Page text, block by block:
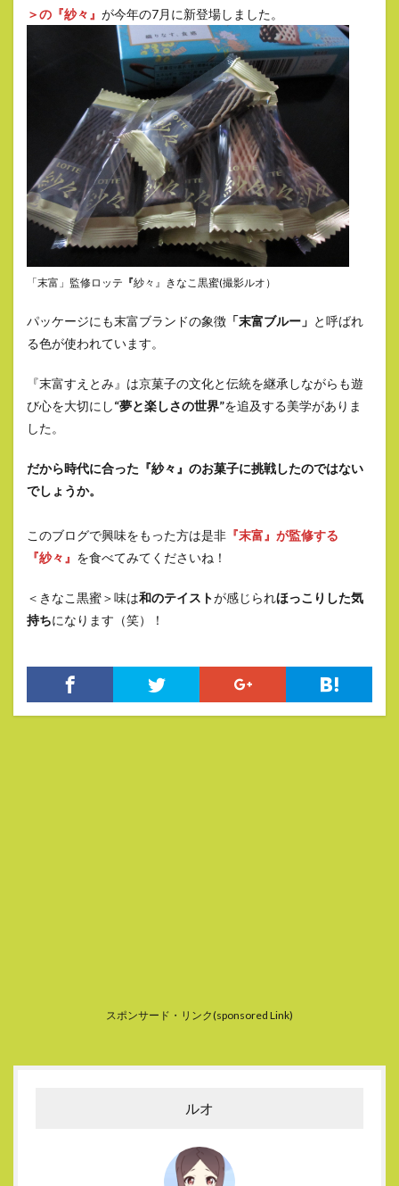
＞の『紗々』 が今年の7月に新登場しました。
「末富」監修ロッテ 『紗々』きなこ黒蜜(撮影ルオ）
パッケージにも末富ブランドの象徴 「末富ブルー」 と呼ばれ
る色が使われています。
『末富すえとみ』は京菓子の文化と伝統を継承しながらも遊
び心を大切にし“夢と楽しさの世界”を追及する美学がありま
した。
だから時代に合った『紗々』のお菓子に挑戦したのではない
でしょうか。
このブログで興味をもった方は是非 『末富』が監修する
『紗々』 を食べてみてくださいね！
＜きなこ黒蜜＞味は和のテイストが感じられほっこりした気
持ちになります（笑）！
スポンサード・リンク(sponsored Link)
ルオ